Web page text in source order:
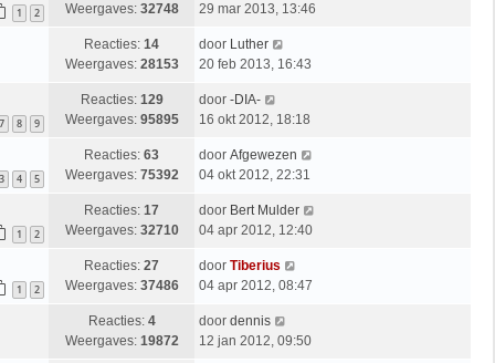
1 2
Weergaves: 32748
29 mar 2013, 13:46
Reacties: 14
Weergaves: 28153
door Luther
20 feb 2013, 16:43
7 8 9
Reacties: 129
Weergaves: 95895
door -DIA-
16 okt 2012, 18:18
3 4 5
Reacties: 63
Weergaves: 75392
door Afgewezen
04 okt 2012, 22:31
1 2
Reacties: 17
Weergaves: 32710
door Bert Mulder
04 apr 2012, 12:40
1 2
Reacties: 27
Weergaves: 37486
door Tiberius
04 apr 2012, 08:47
Reacties: 4
Weergaves: 19872
door dennis
12 jan 2012, 09:50